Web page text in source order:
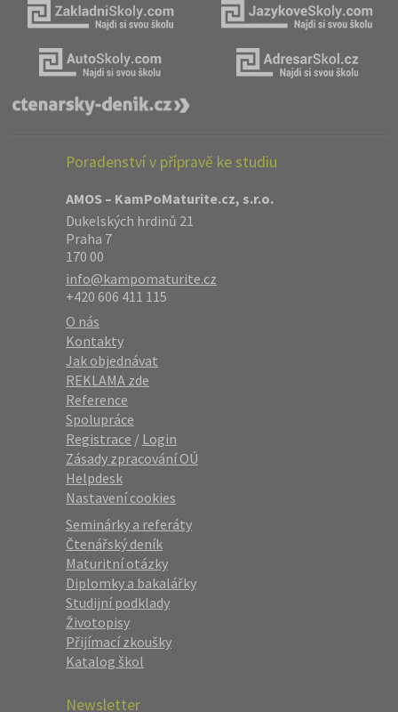
Poradenství v přípravě ke studiu
AMOS – KamPoMaturite.cz, s.r.o.
Dukelských hrdinů 21
Praha 7
170 00
info@kampomaturite.cz
+420 606 411 115
O nás
Kontakty
Jak objednávat
REKLAMA zde
Reference
Spolupráce
Registrace / Login
Zásady zpracování OÚ
Helpdesk
Nastavení cookies
Seminárky a referáty
Čtenářský deník
Maturitní otázky
Diplomky a bakalářky
Studijní podklady
Životopisy
Přijímací zkoušky
Katalog škol
Newsletter